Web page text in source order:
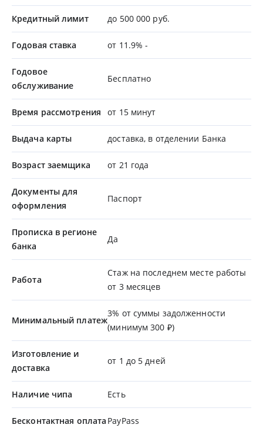
Кредитный лимит до 500 000 руб.
Годовая ставка от 11.9% -
Годовое
обслуживание
Бесплатно
Время рассмотрения от 15 минут
Выдача карты доставка, в отделении Банка
Возраст заемщика от 21 года
Документы для
оформления
Паспорт
Прописка в регионе
банка
Да
Работа
Стаж на последнем месте работы
от 3 месяцев
Минимальный платеж
3% от суммы задолженности
(минимум 300 ₽)
Изготовление и
доставка
от 1 до 5 дней
Наличие чипа Есть
Бесконтактная оплата PayPass